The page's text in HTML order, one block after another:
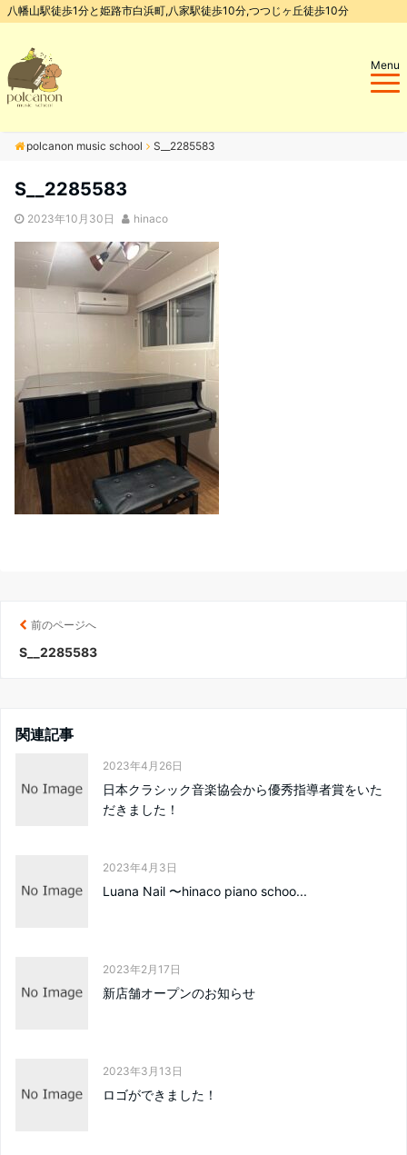
八幡山駅徒歩1分と姫路市白浜町,八家駅徒歩10分,つつじヶ丘徒歩10分
Menu
polcanon music school S__2285583
S__2285583
2023年10月30日 hinaco
前のページへ
S__2285583
関連記事
2023年4月26日
日本クラシック音楽協会から優秀指導者賞をいた
だきました！
2023年4月3日
Luana Nail 〜hinaco piano schoo...
2023年2月17日
新店舗オープンのお知らせ
2023年3月13日
ロゴができました！